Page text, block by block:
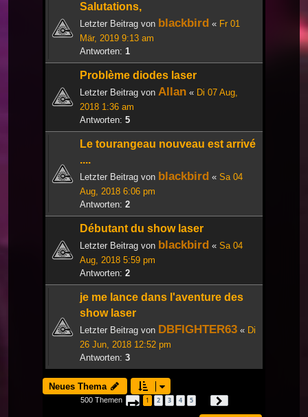
Salutations,
Letzter Beitrag von blackbird « Fr 01
Mär, 2019 9:13 am
Antworten: 1
Problème diodes laser
Letzter Beitrag von Allan « Di 07 Aug,
2018 1:36 am
Antworten: 5
Le tourangeau nouveau est arrivé
....
Letzter Beitrag von blackbird « Sa 04
Aug, 2018 6:06 pm
Antworten: 2
Débutant du show laser
Letzter Beitrag von blackbird « Sa 04
Aug, 2018 5:59 pm
Antworten: 2
je me lance dans l'aventure des
show laser
Letzter Beitrag von DBFIGHTER63 « Di
26 Jun, 2018 12:52 pm
Antworten: 3
Neues Thema
500 Themen Seite 1von 17
1 2 3 4 5